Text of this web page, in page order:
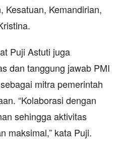
Kesatuan, Kemandirian,
Puji Astuti juga
dan tanggung jawab PMI
mitra pemerintah
“Kolaborasi dengan
sehingga aktivitas
maksimal,” kata Puji.